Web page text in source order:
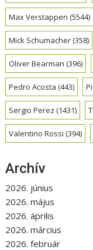
Max Verstappen (5544)
Mick Schumacher(358)
Oliver Bearman (396)
Pedro Acosta (443)
Sergio Perez (1431)
Valentino Rossi (394)
Archív
2026. június
2026. május
2026. április
2026. március
2026. február